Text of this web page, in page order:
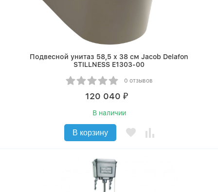
Подвесной унитаз 58,5 х 38 см Jacob Delafon
STILLNESS E1303-00
0 отзывов
120 040 ₽
В наличии
В корзину